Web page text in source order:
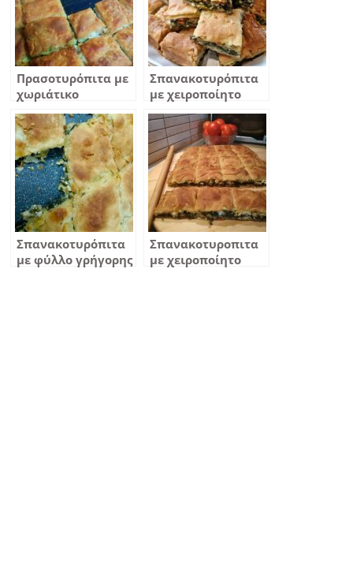
Πρασοτυρόπιτα με
χωριάτικο
Σπανακοτυρόπιτα
με χειροποίητο
Σπανακοτυρόπιτα
με φύλλο γρήγορης
Σπανακοτυροπιτα
με χειροποίητο